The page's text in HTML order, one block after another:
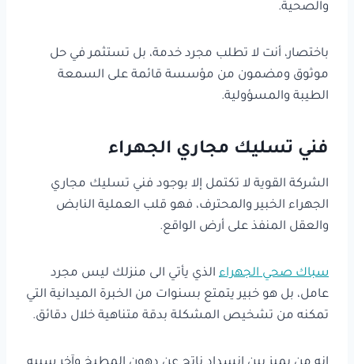
والصحية.
باختصار، أنت لا تطلب مجرد خدمة، بل تستثمر في حل
موثوق ومضمون من مؤسسة قائمة على السمعة
الطيبة والمسؤولية.
فني تسليك مجاري الجهراء
الشركة القوية لا تكتمل إلا بوجود فني تسليك مجاري
الجهراء الخبير والمحترف، فهو قلب العملية النابض
والعقل المنفذ على أرض الواقع.
سباك صحي الجهراء الذي يأتي الى منزلك ليس مجرد
عامل، بل هو خبير يتمتع بسنوات من الخبرة الميدانية التي
تمكنه من تشخيص المشكلة بدقة متناهية خلال دقائق.